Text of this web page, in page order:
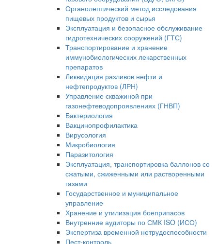
Органолептический метод исследования
пищевых продуктов и сырья
Эксплуатация и безопасное обслуживание
гидротехнических сооружений (ГТС)
Транспортирование и хранение
иммунобиологических лекарственных
препаратов
Ликвидация разливов нефти и
нефтепродуктов (ЛРН)
Управление скважиной при
газонефтеводопроявлениях (ГНВП)
Бактериология
Вакцинопрофилактика
Вирусология
Микробиология
Паразитология
Эксплуатация, транспортировка баллонов со
сжатыми, сжиженными или растворенными
газами
Государственное и муниципальное
управление
Хранение и утилизация боеприпасов
Внутренние аудиторы по СМК ISO (ИСО)
Экспертиза временной нетрудоспособности
Пест-контроль